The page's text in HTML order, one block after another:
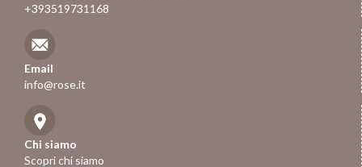
+393519731168
Email
info@rose.it
Chi siamo
Scopri chi siamo